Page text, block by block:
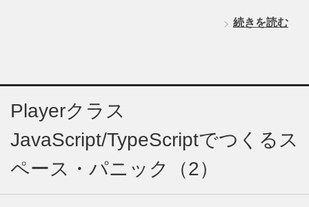
続きを読む
Playerクラス
JavaScript/TypeScriptでつくるス
ペース・パニック（2）